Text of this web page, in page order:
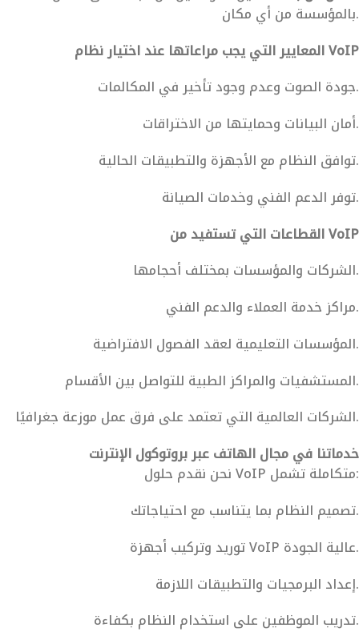
بالمؤسسة من أي مكان.
المعايير التي يجب مراعاتها عند اختيار نظام VoIP
جودة الصوت وعدم وجود تأخير في المكالمات.
أمان البيانات وحمايتها من الاختراقات.
توافق النظام مع الأجهزة والتطبيقات الحالية.
توفر الدعم الفني وخدمات الصيانة.
القطاعات التي تستفيد من VoIP
الشركات والمؤسسات بمختلف أحجامها.
مراكز خدمة العملاء والدعم الفني.
المؤسسات التعليمية لعقد الفصول الافتراضية.
المستشفيات والمراكز الطبية للتواصل بين الأقسام.
الشركات العالمية التي تعتمد على فرق عمل موزعة جغرافيًا.
خدماتنا في مجال الهاتف عبر بروتوكول الإنترنت
نحن نقدم حلول VoIP متكاملة تشمل:
تصميم النظام بما يتناسب مع احتياجاتك.
توريد وتركيب أجهزة VoIP عالية الجودة.
إعداد البرمجيات والتطبيقات اللازمة.
تدريب الموظفين على استخدام النظام بكفاءة.